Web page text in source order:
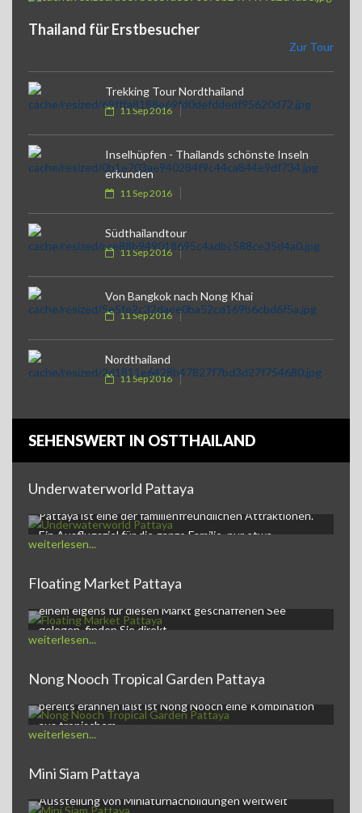
Thailand für Erstbesucher
Zur Tour
Trekking Tour Nordthailand
11 Sep 2016
Inselhüpfen - Thailands schönste Inseln
erkunden
11 Sep 2016
Südthailandtour
11 Sep 2016
Von Bangkok nach Nong Khai
11 Sep 2016
Nordthailand
11 Sep 2016
SEHENSWERT IN OSTTHAILAND
Underwaterworld Pattaya
Underwaterworld PattayaDie Underwaterworld in
Pattaya ist eine der familienfreundlichen Attraktionen.
Ein Ausflugsziel für die ganze Familie, nur etwa…
weiterlesen...
Floating Market Pattaya
Der Pattaya Floating Market,ein kleines Markt-Dorf auf
einem eigens für diesen Markt geschaffenen See
gelegen, finden Sie direkt…
weiterlesen...
Nong Nooch Tropical Garden Pattaya
Nong Nooch Tropical Garden and Resortwie der Name
bereits erahnen läßt ist Nong Nooch eine Kombination
aus tropischem…
weiterlesen...
Mini Siam Pattaya
Mini Siam Pattaya - Themenpark Mini Siam ist eine
Ausstellung von Miniaturnachbildungen weltweit